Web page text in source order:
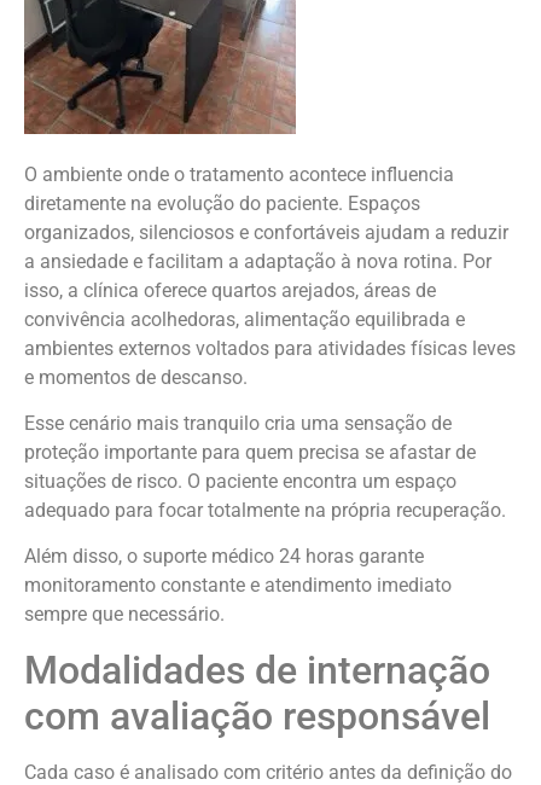
O ambiente onde o tratamento acontece influencia
diretamente na evolução do paciente. Espaços
organizados, silenciosos e confortáveis ajudam a reduzir
a ansiedade e facilitam a adaptação à nova rotina. Por
isso, a clínica oferece quartos arejados, áreas de
convivência acolhedoras, alimentação equilibrada e
ambientes externos voltados para atividades físicas leves
e momentos de descanso.
Esse cenário mais tranquilo cria uma sensação de
proteção importante para quem precisa se afastar de
situações de risco. O paciente encontra um espaço
adequado para focar totalmente na própria recuperação.
Além disso, o suporte médico 24 horas garante
monitoramento constante e atendimento imediato
sempre que necessário.
Modalidades de internação
com avaliação responsável
Cada caso é analisado com critério antes da definição do